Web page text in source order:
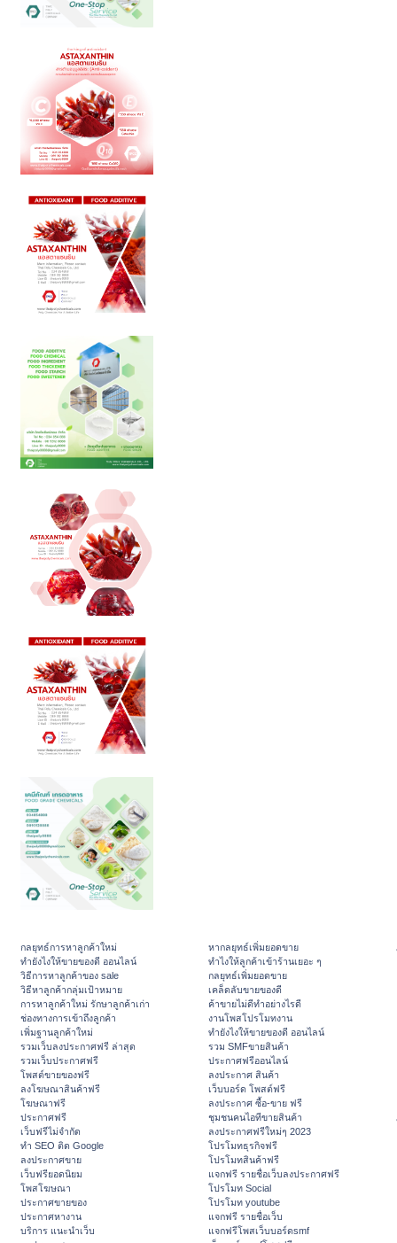
กลยุทธ์การหาลูกค้าใหม่
ทํายังไงให้ขายของดี ออนไลน์
วิธีการหาลูกค้าของ sale
วิธีหาลูกค้ากลุ่มเป้าหมาย
การหาลูกค้าใหม่ รักษาลูกค้าเก่า
ช่องทางการเข้าถึงลูกค้า
เพิ่มฐานลูกค้าใหม่
รวมเว็บลงประกาศฟรี ล่าสุด
รวมเว็บประกาศฟรี
โพสต์ขายของฟรี
ลงโฆษณาสินค้าฟรี
โฆษณาฟรี
ประกาศฟรี
เว็บฟรีไม่จำกัด
ทำ SEO ติด Google
ลงประกาศขาย
เว็บฟรียอดนิยม
โพสโฆษณา
ประกาศขายของ
ประกาศหางาน
บริการ แนะนำเว็บ
หากลยุทธ์เพิ่มยอดขาย
ทําไงให้ลูกค้าเข้าร้านเยอะ ๆ
กลยุทธ์เพิ่มยอดขาย
เคล็ดลับขายของดี
ค้าขายไม่ดีทำอย่างไรดี
งานโพสโปรโมทงาน
ทํายังไงให้ขายของดี ออนไลน์
รวม SMFขายสินค้า
ประกาศฟรีออนไลน์
ลงประกาศ สินค้า
เว็บบอร์ด โพสต์ฟรี
ลงประกาศ ซื้อ-ขาย ฟรี
ชุมชนคนไอทีขายสินค้า
ลงประกาศฟรีใหม่ๆ 2023
โปรโมทธุรกิจฟรี
โปรโมทสินค้าฟรี
แจกฟรี รายชื่อเว็บลงประกาศฟรี
โปรโมท Social
โปรโมท youtube
แจกฟรี รายชื่อเว็บ
แจกฟรีโพสเว็บบอร์ดsmf